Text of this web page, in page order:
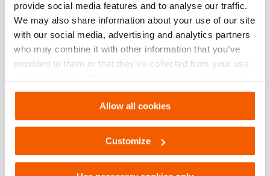
provide social media features and to analyse our traffic.
We may also share information about your use of our site
with our social media, advertising and analytics partners
who may combine it with other information that you’ve
provided to them or that they’ve collected from your use
Settings. See ourcookiestatement.
Allow all cookies
Customize
Especificações básicas
modelo H 5 SO
pressão de trabalho máx. 720 / 72 (bar/MPa)
Especificações gerais